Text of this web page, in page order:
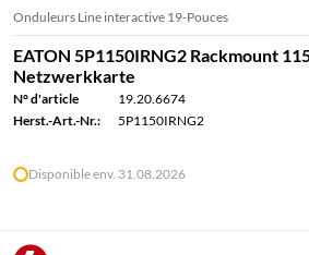
Onduleurs Line interactive 19-Pouces
EATON 5P1150IRNG2 Rackmount
Netzwerkkarte
N° d'article
19.20.6674
Herst.-Art.-Nr.:
5P1150IRNG2
Disponible env. 31.08.2026